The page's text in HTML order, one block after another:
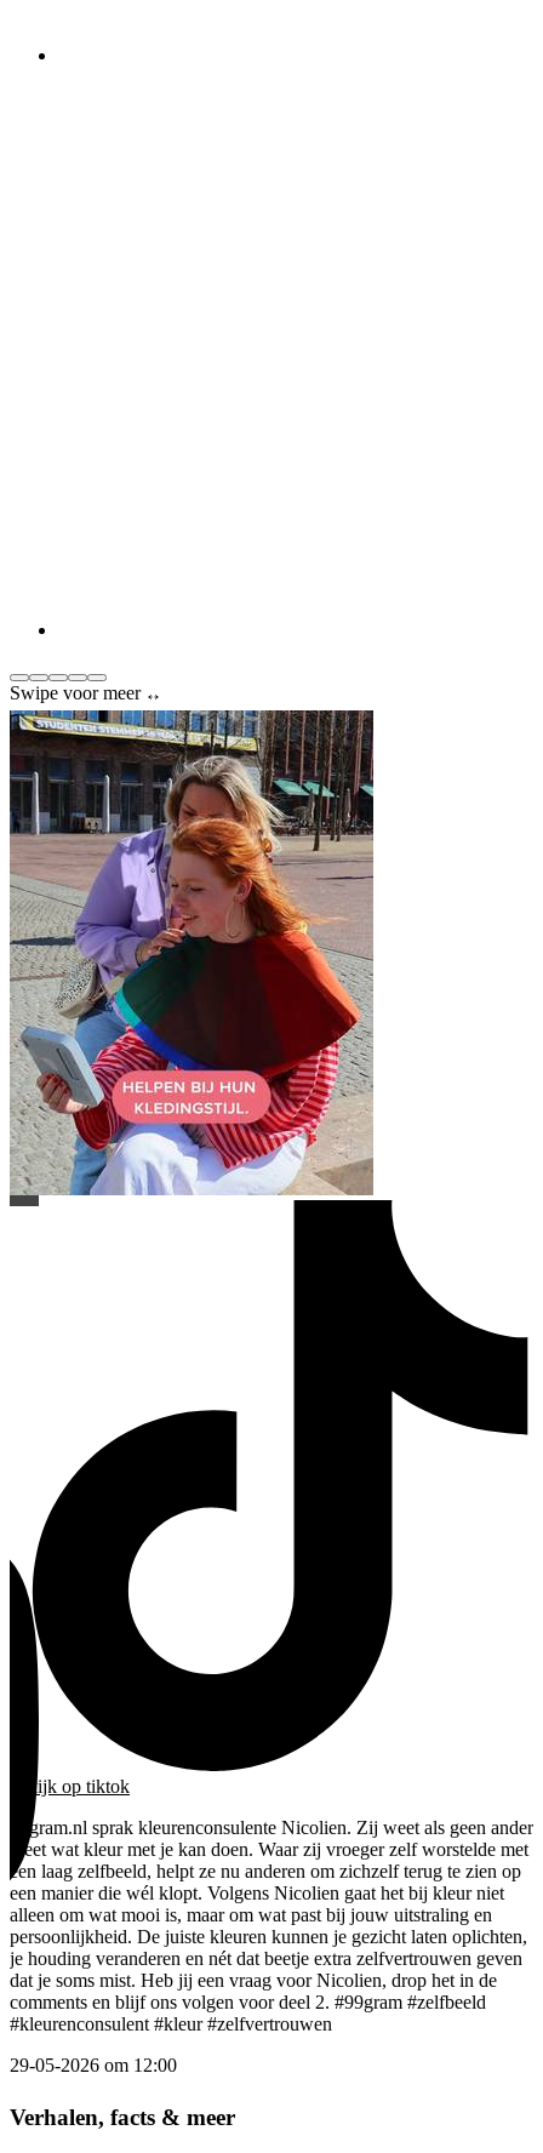
Swipe voor meer
bekijk op tiktok
99gram.nl sprak kleurenconsulente Nicolien. Zij weet als geen ander
weet wat kleur met je kan doen. Waar zij vroeger zelf worstelde met
een laag zelfbeeld, helpt ze nu anderen om zichzelf terug te zien op
een manier die wél klopt. Volgens Nicolien gaat het bij kleur niet
alleen om wat mooi is, maar om wat past bij jouw uitstraling en
persoonlijkheid. De juiste kleuren kunnen je gezicht laten oplichten,
je houding veranderen en nét dat beetje extra zelfvertrouwen geven
dat je soms mist. Heb jij een vraag voor Nicolien, drop het in de
comments en blijf ons volgen voor deel 2. #99gram #zelfbeeld
#kleurenconsulent #kleur #zelfvertrouwen
29-05-2026 om 12:00
2
Verhalen, facts & meer